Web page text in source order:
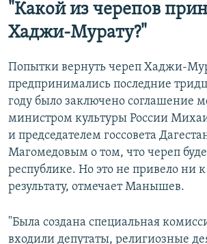
"Какой из черепов
Хаджи-Мурату?"
Попытки вернуть череп Хаджи-
предпринимались последние
году было заключено соглашение
министром культуры России
и председателем госсовета
Магомедовым о том, что череп
республике. Но это не привело ни
результату, отмечает Манышев.
"Была создана специальная
входили депутаты, религиозные